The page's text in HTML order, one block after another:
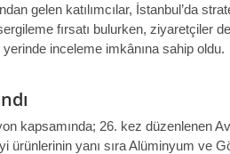
gelen katılımcılar, İstanbul’da
fırsatı bulurken, ziyaretçiler
inceleme imkânına sahip oldu.
kapsamında; 26. kez düzenlenen
ürünlerinin yanı sıra Alüminyum ve